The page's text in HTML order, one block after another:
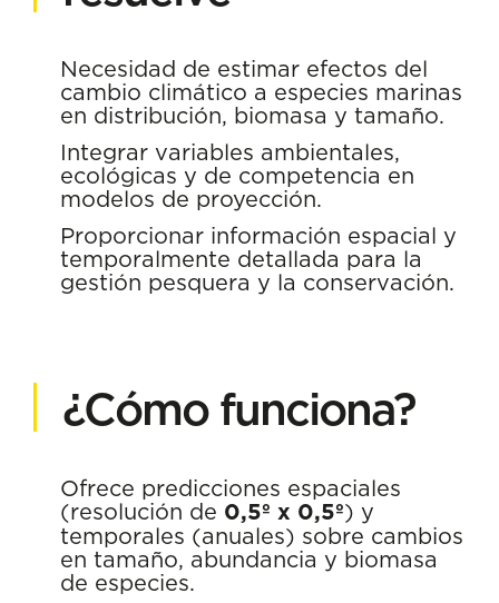
Necesidad de estimar efectos del
cambio climático a especies marinas
en distribución, biomasa y tamaño.
Integrar variables ambientales,
ecológicas y de competencia en
modelos de proyección.
Proporcionar información espacial y
temporalmente detallada para la
gestión pesquera y la conservación.
¿Cómo funciona?
Ofrece predicciones espaciales
(resolución de 0,5º x 0,5º) y
temporales (anuales) sobre cambios
en tamaño, abundancia y biomasa
de especies.